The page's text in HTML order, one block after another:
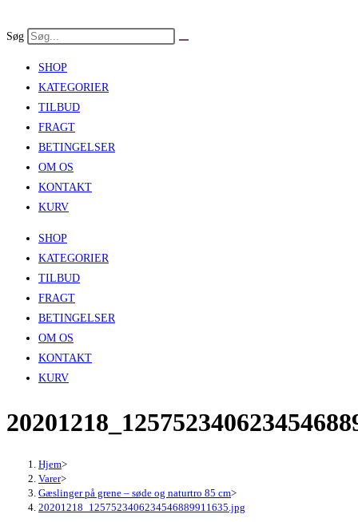
to
Søg
SHOP
KATEGORIER
TILBUD
FRAGT
BETINGELSER
OM OS
KONTAKT
KURV
SHOP
KATEGORIER
TILBUD
FRAGT
BETINGELSER
OM OS
KONTAKT
KURV
Hjem>
Varer>
Gæslinger på grene – søde og naturtro 85 cm>
20201218_1257523406234546889911635.jpg